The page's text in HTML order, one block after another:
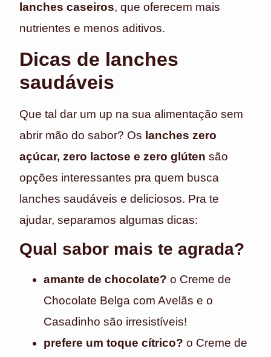
lanches caseiros, que oferecem mais
nutrientes e menos aditivos.
Dicas de lanches
saudáveis
Que tal dar um up na sua alimentação sem
abrir mão do sabor? Os lanches zero
açúcar, zero lactose e zero glúten são
opções interessantes pra quem busca
lanches saudáveis e deliciosos. Pra te
ajudar, separamos algumas dicas:
Qual sabor mais te agrada?
amante de chocolate? o Creme de
Chocolate Belga com Avelãs e o
Casadinho são irresistíveis!
prefere um toque cítrico? o Creme de